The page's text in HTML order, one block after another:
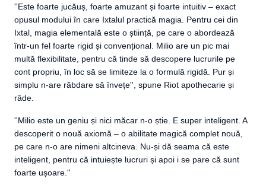
''Este foarte jucăuș, foarte amuzant și foarte intuitiv – exact
opusul modului în care Ixtalul practică magia. Pentru cei din
Ixtal, magia elementală este o știință, pe care o abordează
într-un fel foarte rigid și convențional. Milio are un pic mai
multă flexibilitate, pentru că tinde să descopere lucrurile pe
cont propriu, în loc să se limiteze la o formulă rigidă. Pur și
simplu n-are răbdare să învețe'', spune Riot apothecarie și
râde.
''Milio este un geniu și nici măcar n-o știe. E super inteligent. A
descoperit o nouă axiomă – o abilitate magică complet nouă,
pe care n-o are nimeni altcineva. Nu-și dă seama că este
inteligent, pentru că intuiește lucruri și apoi i se pare că sunt
foarte ușoare.''